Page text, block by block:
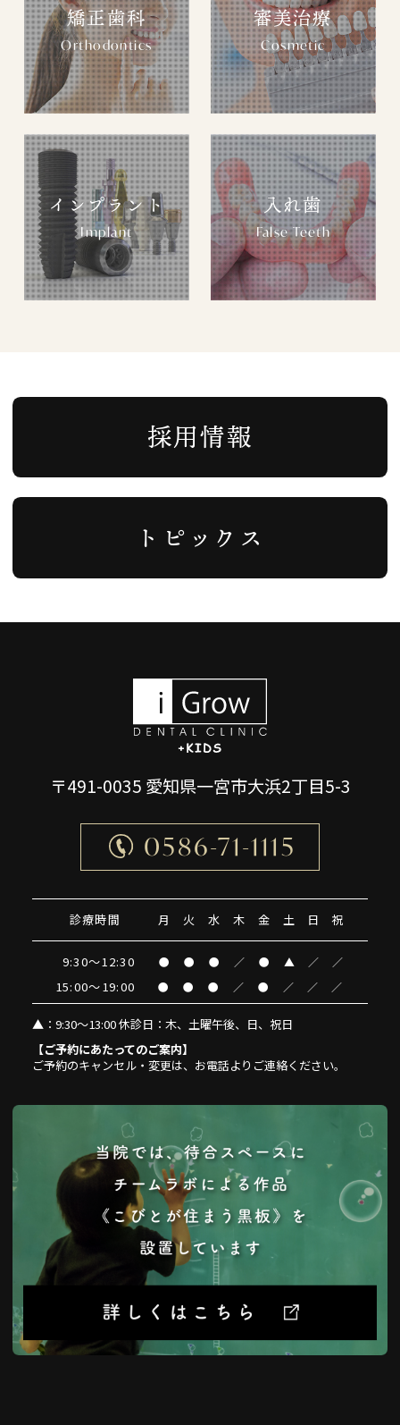
矯正歯科
Orthodontics
審美治療
Cosmetic
インプラント
Implant
入れ歯
False Teeth
採用情報
トピックス
〒491-0035 愛知県一宮市大浜2丁目5-3
0586-71-1115
診療時間 月 火 水 木 金 土 日 祝
9:30～12:30 ● ● ● ／ ● ▲ ／ ／
15:00～19:00 ● ● ● ／ ● ／ ／ ／
▲ ：9:30～13:00 休診日：木、土曜午後、日、祝日
【ご予約にあたってのご案内】
ご予約のキャンセル・変更は、お電話よりご連絡ください。